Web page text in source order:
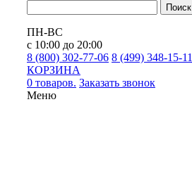
Поиск
ПН-ВС
с 10:00 до 20:00
8 (800) 302-77-06 8 (499) 348-15-11
КОРЗИНА
0 товаров. Заказать звонок
Меню